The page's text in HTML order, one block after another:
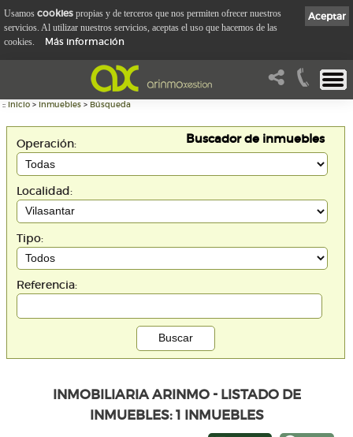
:: Inicio > Inmuebles > Búsqueda
Buscador de inmuebles
Operación:
Localidad:
Tipo:
Referencia:
INMOBILIARIA ARINMO - LISTADO DE
INMUEBLES: 1 INMUEBLES
Aceptar
Usamos cookies propias y de terceros que nos permiten ofrecer nuestros
servicios. Al utilizar nuestros servicios, aceptas el uso que hacemos de las
cookies.
Más información